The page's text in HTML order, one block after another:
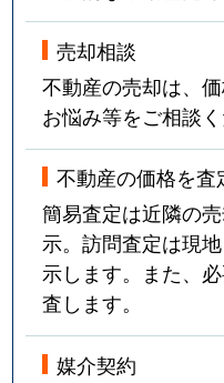
売却相談
不動産の売却は、
お悩み等をご相談く
不動産の価格を査
簡易査定は近隣の
示。訪問査定は現
示します。また、
査します。
媒介契約